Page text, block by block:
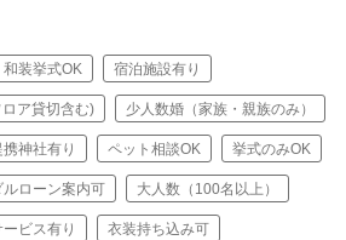
和装挙式OK 宿泊施設有り
ア貸切含む) 少人数婚（家族・親族のみ）
携神社有り ペット相談OK 挙式のみOK
ルローン案内可 大人数（100名以上）
ビス有り 衣装持ち込み可